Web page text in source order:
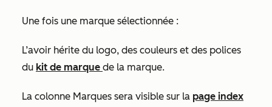
Une fois une marque sélectionnée :
L’avoir hérite du logo, des couleurs et des polices
du kit de marque de la marque.
La colonne Marques sera visible sur la page index